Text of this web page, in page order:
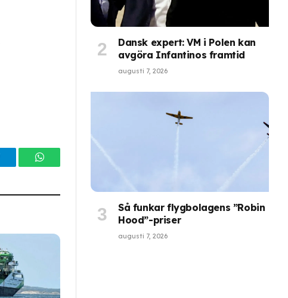
WhatsApp
Dansk expert: VM i Polen kan
avgöra Infantinos framtid
augusti 7, 2026
Så funkar flygbolagens ”Robin
Hood”-priser
augusti 7, 2026